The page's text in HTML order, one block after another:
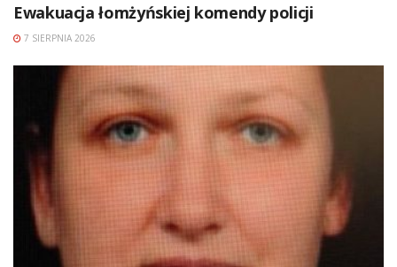
Ewakuacja łomżyńskiej komendy policji
7 SIERPNIA 2026